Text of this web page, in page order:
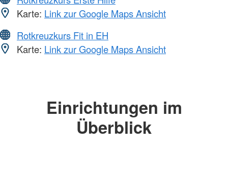
Karte: Link zur Google Maps Ansicht
Rotkreuzkurs Fit in EH
Karte: Link zur Google Maps Ansicht
Einrichtungen im
Überblick